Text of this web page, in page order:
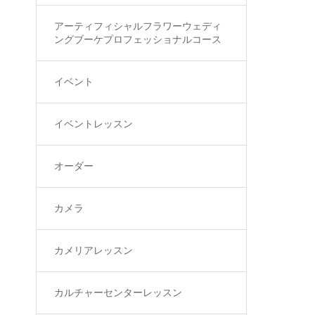
アーティフィシャルフラワーウェディ
ングブーケプロフェッショナルコース
イベント
イベントレッスン
オーダー
カメラ
カメリアレッスン
カルチャーセンターレッスン